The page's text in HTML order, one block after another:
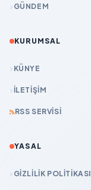
GÜNDEM
KURUMSAL
KÜNYE
İLETIŞIM
RSS SERVISI
YASAL
GIZLILIK POLITIKASI